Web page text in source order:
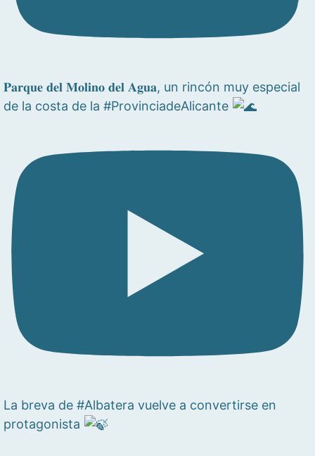
𝐏𝐚𝐫𝐪𝐮𝐞 𝐝𝐞𝐥 𝐌𝐨𝐥𝐢𝐧𝐨 𝐝𝐞𝐥 𝐀𝐠𝐮𝐚, un rincón muy especial
de la costa de la #ProvinciadeAlicante
La breva de #Albatera vuelve a convertirse en
protagonista